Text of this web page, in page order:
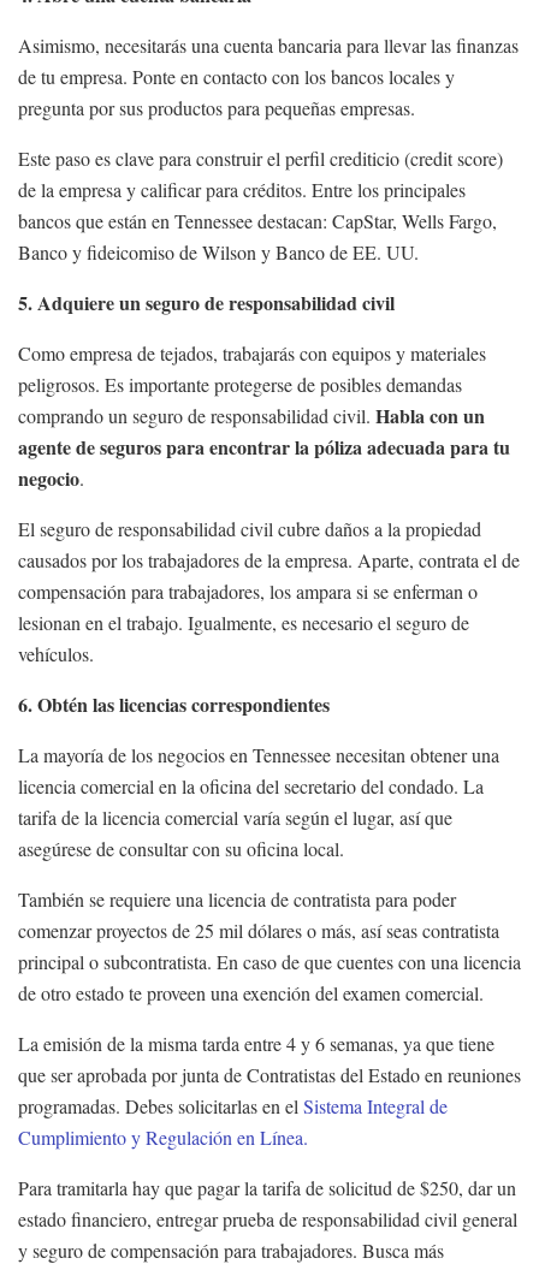
Asimismo, necesitarás una cuenta bancaria para llevar las finanzas
de tu empresa. Ponte en contacto con los bancos locales y
pregunta por sus productos para pequeñas empresas.
Este paso es clave para construir el perfil crediticio (credit score)
de la empresa y calificar para créditos. Entre los principales
bancos que están en Tennessee destacan: CapStar, Wells Fargo,
Banco y fideicomiso de Wilson y Banco de EE. UU.
5. Adquiere un seguro de responsabilidad civil
Como empresa de tejados, trabajarás con equipos y materiales
peligrosos. Es importante protegerse de posibles demandas
comprando un seguro de responsabilidad civil. Habla con un
agente de seguros para encontrar la póliza adecuada para tu
negocio.
El seguro de responsabilidad civil cubre daños a la propiedad
causados por los trabajadores de la empresa. Aparte, contrata el de
compensación para trabajadores, los ampara si se enferman o
lesionan en el trabajo. Igualmente, es necesario el seguro de
vehículos.
6. Obtén las licencias correspondientes
La mayoría de los negocios en Tennessee necesitan obtener una
licencia comercial en la oficina del secretario del condado. La
tarifa de la licencia comercial varía según el lugar, así que
asegúrese de consultar con su oficina local.
También se requiere una licencia de contratista para poder
comenzar proyectos de 25 mil dólares o más, así seas contratista
principal o subcontratista. En caso de que cuentes con una licencia
de otro estado te proveen una exención del examen comercial.
La emisión de la misma tarda entre 4 y 6 semanas, ya que tiene
que ser aprobada por junta de Contratistas del Estado en reuniones
programadas. Debes solicitarlas en el Sistema Integral de
Cumplimiento y Regulación en Línea.
Para tramitarla hay que pagar la tarifa de solicitud de $250, dar un
estado financiero, entregar prueba de responsabilidad civil general
y seguro de compensación para trabajadores. Busca más